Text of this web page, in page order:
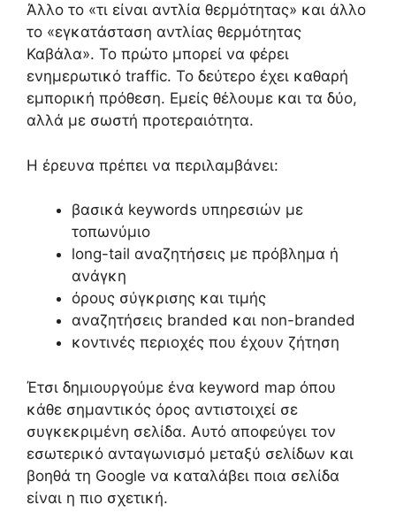
Άλλο το «τι είναι αντλία θερμότητας» και άλλο
το «εγκατάσταση αντλίας θερμότητας
Καβάλα». Το πρώτο μπορεί να φέρει
ενημερωτικό traffic. Το δεύτερο έχει καθαρή
εμπορική πρόθεση. Εμείς θέλουμε και τα δύο,
αλλά με σωστή προτεραιότητα.
Η έρευνα πρέπει να περιλαμβάνει:
βασικά keywords υπηρεσιών με
τοπωνύμιο
long-tail αναζητήσεις με πρόβλημα ή
ανάγκη
όρους σύγκρισης και τιμής
αναζητήσεις branded και non-branded
κοντινές περιοχές που έχουν ζήτηση
Έτσι δημιουργούμε ένα keyword map όπου
κάθε σημαντικός όρος αντιστοιχεί σε
συγκεκριμένη σελίδα. Αυτό αποφεύγει τον
εσωτερικό ανταγωνισμό μεταξύ σελίδων και
βοηθά τη Google να καταλάβει ποια σελίδα
είναι η πιο σχετική.